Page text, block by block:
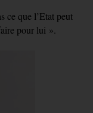
ce que l’Etat peut
pour lui ».